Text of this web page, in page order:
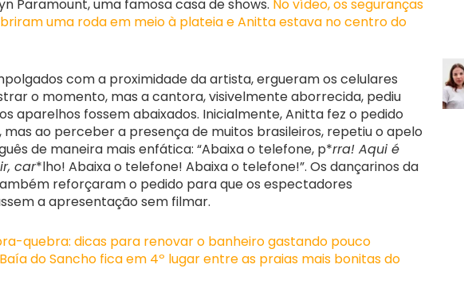
Paramount, uma famosa casa de shows. No vídeo, os seguranças
uma roda em meio à plateia e Anitta estava no centro do
com a proximidade da artista, ergueram os celulares
o momento, mas a cantora, visivelmente aborrecida, pediu
aparelhos fossem abaixados. Inicialmente, Anitta fez o pedido
mas ao perceber a presença de muitos brasileiros, repetiu o apelo
de maneira mais enfática: “Abaixa o telefone, p*rra! Aqui é
car*lho! Abaixa o telefone! Abaixa o telefone!”. Os dançarinos da
reforçaram o pedido para que os espectadores
a apresentação sem filmar.
quebra: dicas para renovar o banheiro gastando pouco
do Sancho fica em 4º lugar entre as praias mais bonitas do